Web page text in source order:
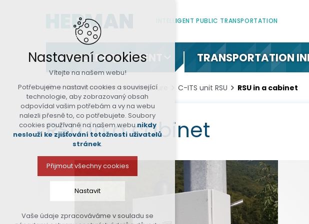
INTELLIGENT PUBLIC TRANSPORTATION
VEHICLE EQUIPMENT TRANSPORTATION
Transportation infrastructure C-ITS unit RSU RSU in a cabinet
RSU in a cabinet
Nastavení cookies
Vítejte na našem webu!
Potřebujeme nastavit cookies a související
technologie, aby zobrazovaný obsah
odpovídal vašim potřebám a vy na webu
nalezli přesně to, co potřebujete. Soubory
cookies používané na našem webu nikdy
neslouží ke zjišťování totožnosti uživatelů
stránek.
Přijmout všechny cookies
Nastavit
Technická cookies
Vaše údaje zpracováváme v souladu se